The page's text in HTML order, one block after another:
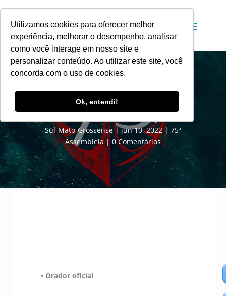
Utilizamos cookies para oferecer melhor
experiência, melhorar o desempenho, analisar
como você interage em nosso site e
personalizar conteúdo. Ao utilizar este site, você
concorda com o uso de cookies.
Ok, entendi!
CONTEÚDOS PARA ASSEMBLEIA
Sul-Mato-Grossense
jun 10, 2022
75ª
Assembleia
0 Comentários
• Orador oficial